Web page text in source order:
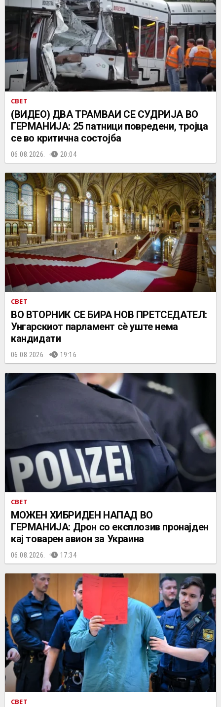
СВЕТ
(ВИДЕО) ДВА ТРАМВАИ СЕ СУДРИЈА ВО
ГЕРМАНИЈА: 25 патници повредени, тројца
се во критична состојба
06.08.2026. 20:04
СВЕТ
ВО ВТОРНИК СЕ БИРА НОВ ПРЕТСЕДАТЕЛ:
Унгарскиот парламент сè уште нема
кандидати
06.08.2026. 19:16
СВЕТ
МОЖЕН ХИБРИДЕН НАПАД ВО
ГЕРМАНИЈА: Дрон со експлозив пронајден
кај товарен авион за Украина
06.08.2026. 17:34
СВЕТ